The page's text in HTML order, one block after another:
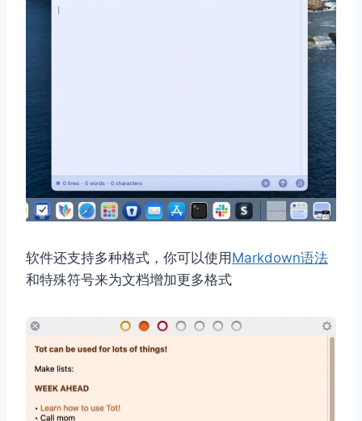
软件还支持多种格式，你可以使用Markdown语法
和特殊符号来为文档增加更多格式